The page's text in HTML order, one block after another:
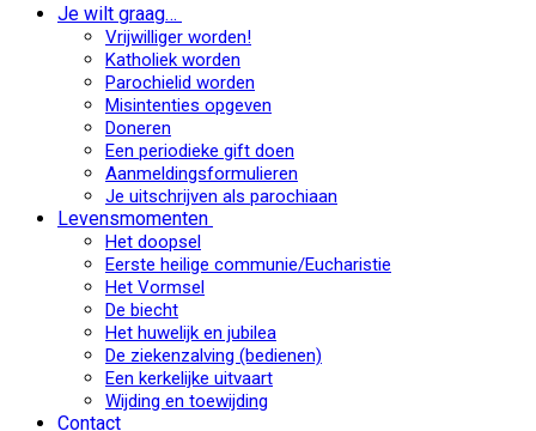
Je wilt graag…
Vrijwilliger worden!
Katholiek worden
Parochielid worden
Misintenties opgeven
Doneren
Een periodieke gift doen
Aanmeldingsformulieren
Je uitschrijven als parochiaan
Levensmomenten
Het doopsel
Eerste heilige communie/Eucharistie
Het Vormsel
De biecht
Het huwelijk en jubilea
De ziekenzalving (bedienen)
Een kerkelijke uitvaart
Wijding en toewijding
Contact